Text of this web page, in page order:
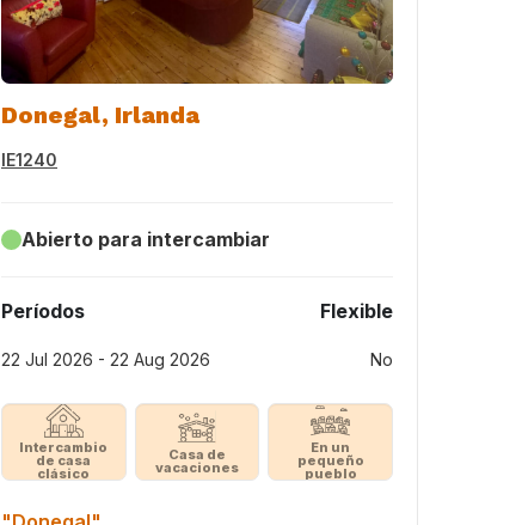
Donegal, Irlanda
IE1240
Abierto para intercambiar
Períodos Flexible
22 Jul 2026 - 22 Aug 2026 No
Intercambio
de casa
clásico
Casa de
vacaciones
En un
pequeño
pueblo